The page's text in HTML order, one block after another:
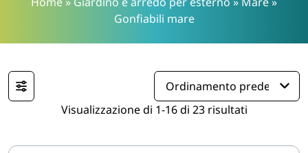
STOVIGLIE E TOVAGLIOLI
IMBALLAGGIO E CANCELLERIA
IGIENE E PULIZIA
Personalizzazione Monouso
Gonfiabili mare
Visualizzazione di 1-16 di 23 risultati